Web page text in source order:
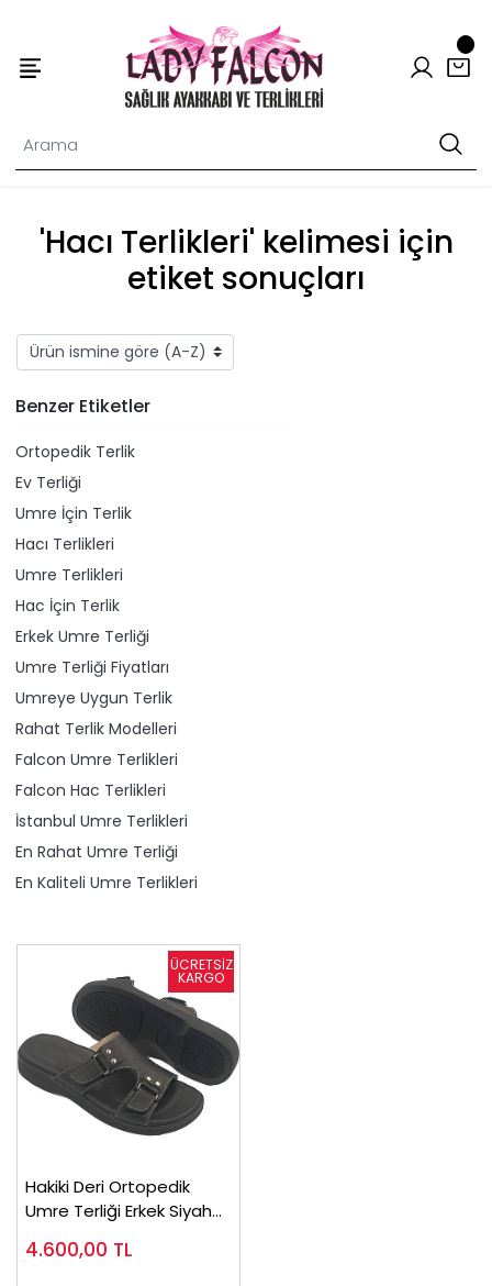
'Hacı Terlikleri' kelimesi için
etiket sonuçları
Benzer Etiketler
Ortopedik Terlik
Ev Terliği
Umre İçin Terlik
Hacı Terlikleri
Umre Terlikleri
Hac İçin Terlik
Erkek Umre Terliği
Umre Terliği Fiyatları
Umreye Uygun Terlik
Rahat Terlik Modelleri
Falcon Umre Terlikleri
Falcon Hac Terlikleri
İstanbul Umre Terlikleri
En Rahat Umre Terliği
En Kaliteli Umre Terlikleri
Hakiki Deri Ortopedik
Umre Terliği Erkek Siyah
4.600,00 TL